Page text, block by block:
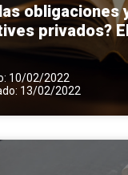
obligaciones
privados?
10/02/2022
13/02/2022